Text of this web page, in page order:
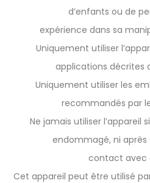
d’enfants ou de
expérience dans sa
Uniquement utiliser
applications décrites
Uniquement utiliser les
recommandés par
Ne jamais utiliser l’appareil
endommagé, ni
contact avec
Cet appareil peut être utilisé